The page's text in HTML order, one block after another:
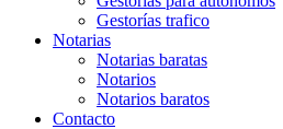
Gestorías trafico
Notarias
Notarias baratas
Notarios
Notarios baratos
Contacto